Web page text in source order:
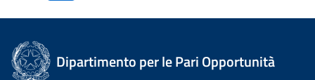
Dipartimento per le Pari Opportunità